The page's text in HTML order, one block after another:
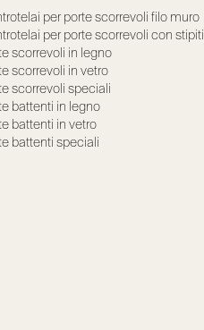
per porte scorrevoli filo muro
per porte scorrevoli con stipiti
scorrevoli in legno
scorrevoli in vetro
scorrevoli speciali
battenti in legno
battenti in vetro
battenti speciali